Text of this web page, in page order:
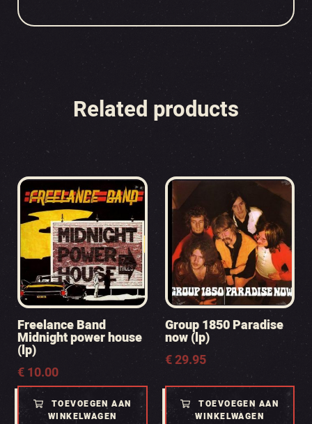
Related products
Freelance Band
Midnight power house
(lp)
€10.00
TOEVOEGEN AAN
WINKELWAGEN
Group 1850 Paradise
now (lp)
€29.95
TOEVOEGEN AAN
WINKELWAGEN